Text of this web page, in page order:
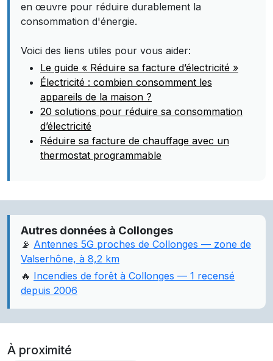
en œuvre pour réduire durablement la
consommation d'énergie.
Voici des liens utiles pour vous aider:
Le guide « Réduire sa facture d’électricité »
Électricité : combien consomment les
appareils de la maison ?
20 solutions pour réduire sa consommation
d’électricité
Réduire sa facture de chauffage avec un
thermostat programmable
Autres données à Collonges
📡 Antennes 5G proches de Collonges — zone de
Valserhône, à 8,2 km
🔥 Incendies de forêt à Collonges — 1 recensé
depuis 2006
À proximité